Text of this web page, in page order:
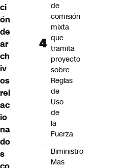
ci
ón
de
ar
ch
iv
os
rel
ac
io
na
do
s
de
comisión
mixta
que
tramita
proyecto
sobre
Reglas
de
Uso
de
la
Fuerza
Biministro
Mas